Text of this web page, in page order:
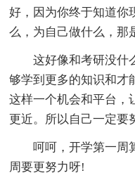
好，因为你终于知道你
么，为自己做什么，那
这好像和考研没什
够学到更多的知识和才
这样一个机会和平台，
更近。所以自己一定要
呵呵，开学第一周
周要更努力呀!